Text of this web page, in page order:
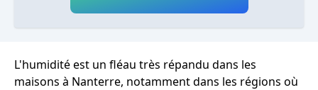
L'humidité est un fléau très répandu dans les
maisons à Nanterre, notamment dans les régions où